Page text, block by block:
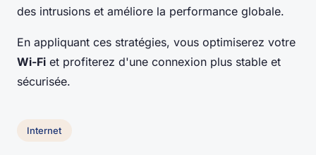
des intrusions et améliore la performance globale.
En appliquant ces stratégies, vous optimiserez votre
Wi-Fi et profiterez d'une connexion plus stable et
sécurisée.
Internet